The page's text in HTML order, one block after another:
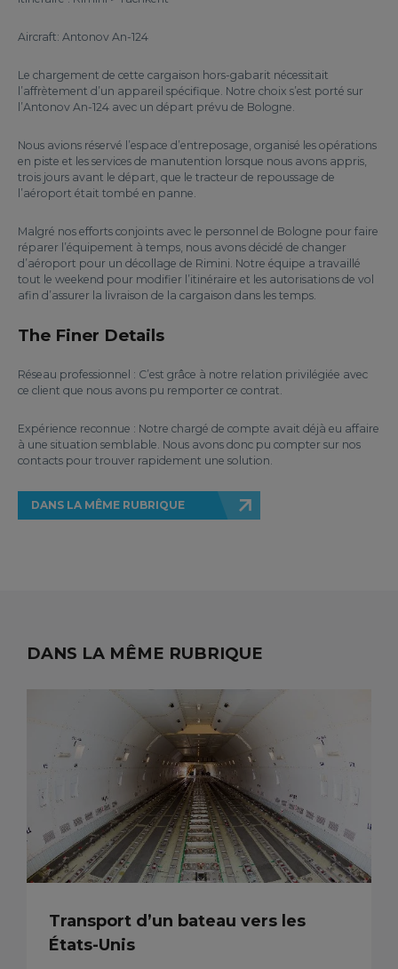
Aircraft: Antonov An-124
Le chargement de cette cargaison hors-gabarit nécessitait
l’affrètement d’un appareil spécifique. Notre choix s’est porté sur
l’Antonov An-124 avec un départ prévu de Bologne.
Nous avions réservé l’espace d’entreposage, organisé les opérations
en piste et les services de manutention lorsque nous avons appris,
trois jours avant le départ, que le tracteur de repoussage de
l’aéroport était tombé en panne.
Malgré nos efforts conjoints avec le personnel de Bologne pour faire
réparer l’équipement à temps, nous avons décidé de changer
d’aéroport pour un décollage de Rimini. Notre équipe a travaillé
tout le weekend pour modifier l’itinéraire et les autorisations de vol
afin d’assurer la livraison de la cargaison dans les temps.
The Finer Details
Réseau professionnel : C’est grâce à notre relation privilégiée avec
ce client que nous avons pu remporter ce contrat.
Expérience reconnue : Notre chargé de compte avait déjà eu affaire
à une situation semblable. Nous avons donc pu compter sur nos
contacts pour trouver rapidement une solution.
DANS LA MÊME RUBRIQUE
DANS LA MÊME RUBRIQUE
Transport d’un bateau vers les
États-Unis